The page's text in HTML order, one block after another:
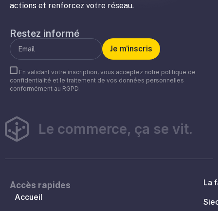
actions et renforcez votre réseau.
Restez informé
En validant votre inscription, vous acceptez notre politique de
confidentialité et le traitement de vos données personnelles
conformément au RGPD.
Le commerce, ça se vit.
Accès rapides
Accueil
La